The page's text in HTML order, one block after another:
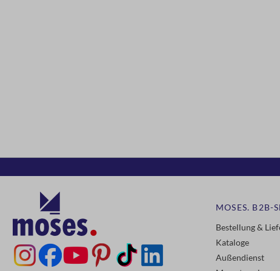
MOSES. B2B-
Bestellung &
Kataloge
Außendienst